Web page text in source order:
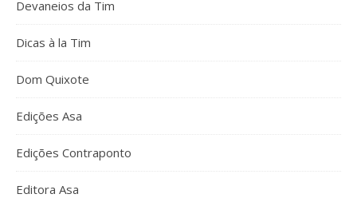
Devaneios da Tim
Dicas à la Tim
Dom Quixote
Edições Asa
Edições Contraponto
Editora Asa